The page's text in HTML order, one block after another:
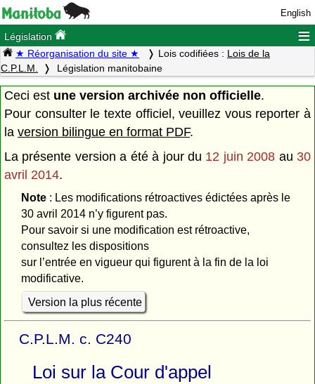
English
Législation ≡
★ Réorganisation du site ★ Lois codifiées : Lois de la
C.P.L.M.
Législation manitobaine
Ceci est une version archivée non officielle.
Pour consulter le texte officiel, veuillez vous reporter à
la version bilingue en format PDF.
La présente version a été à jour du 12 juin 2008 au 30
avril 2014.
Note: Les modifications rétroactives édictées après le
30 avril 2014 n’y figurent pas.
Pour savoir si une modification est rétroactive,
consultez les dispositions
sur l’entrée en vigueur qui figurent à la fin de la loi
modificative.
Version la plus récente
C.P.L.M. c. C240
Loi sur la Cour d'appel